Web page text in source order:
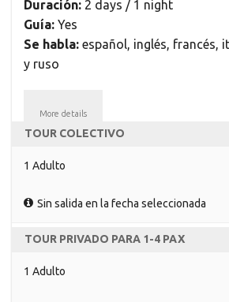
Duración: 2 days / 1 night
Guía: Yes
Se habla: español, inglés, francés,
y ruso
More details
TOUR COLECTIVO
1 Adulto
Sin salida en la fecha seleccionada
TOUR PRIVADO PARA 1-4 PAX
1 Adulto